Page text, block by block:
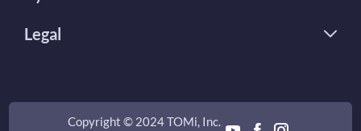
Legal
Copyright © 2024 TOMi, Inc.